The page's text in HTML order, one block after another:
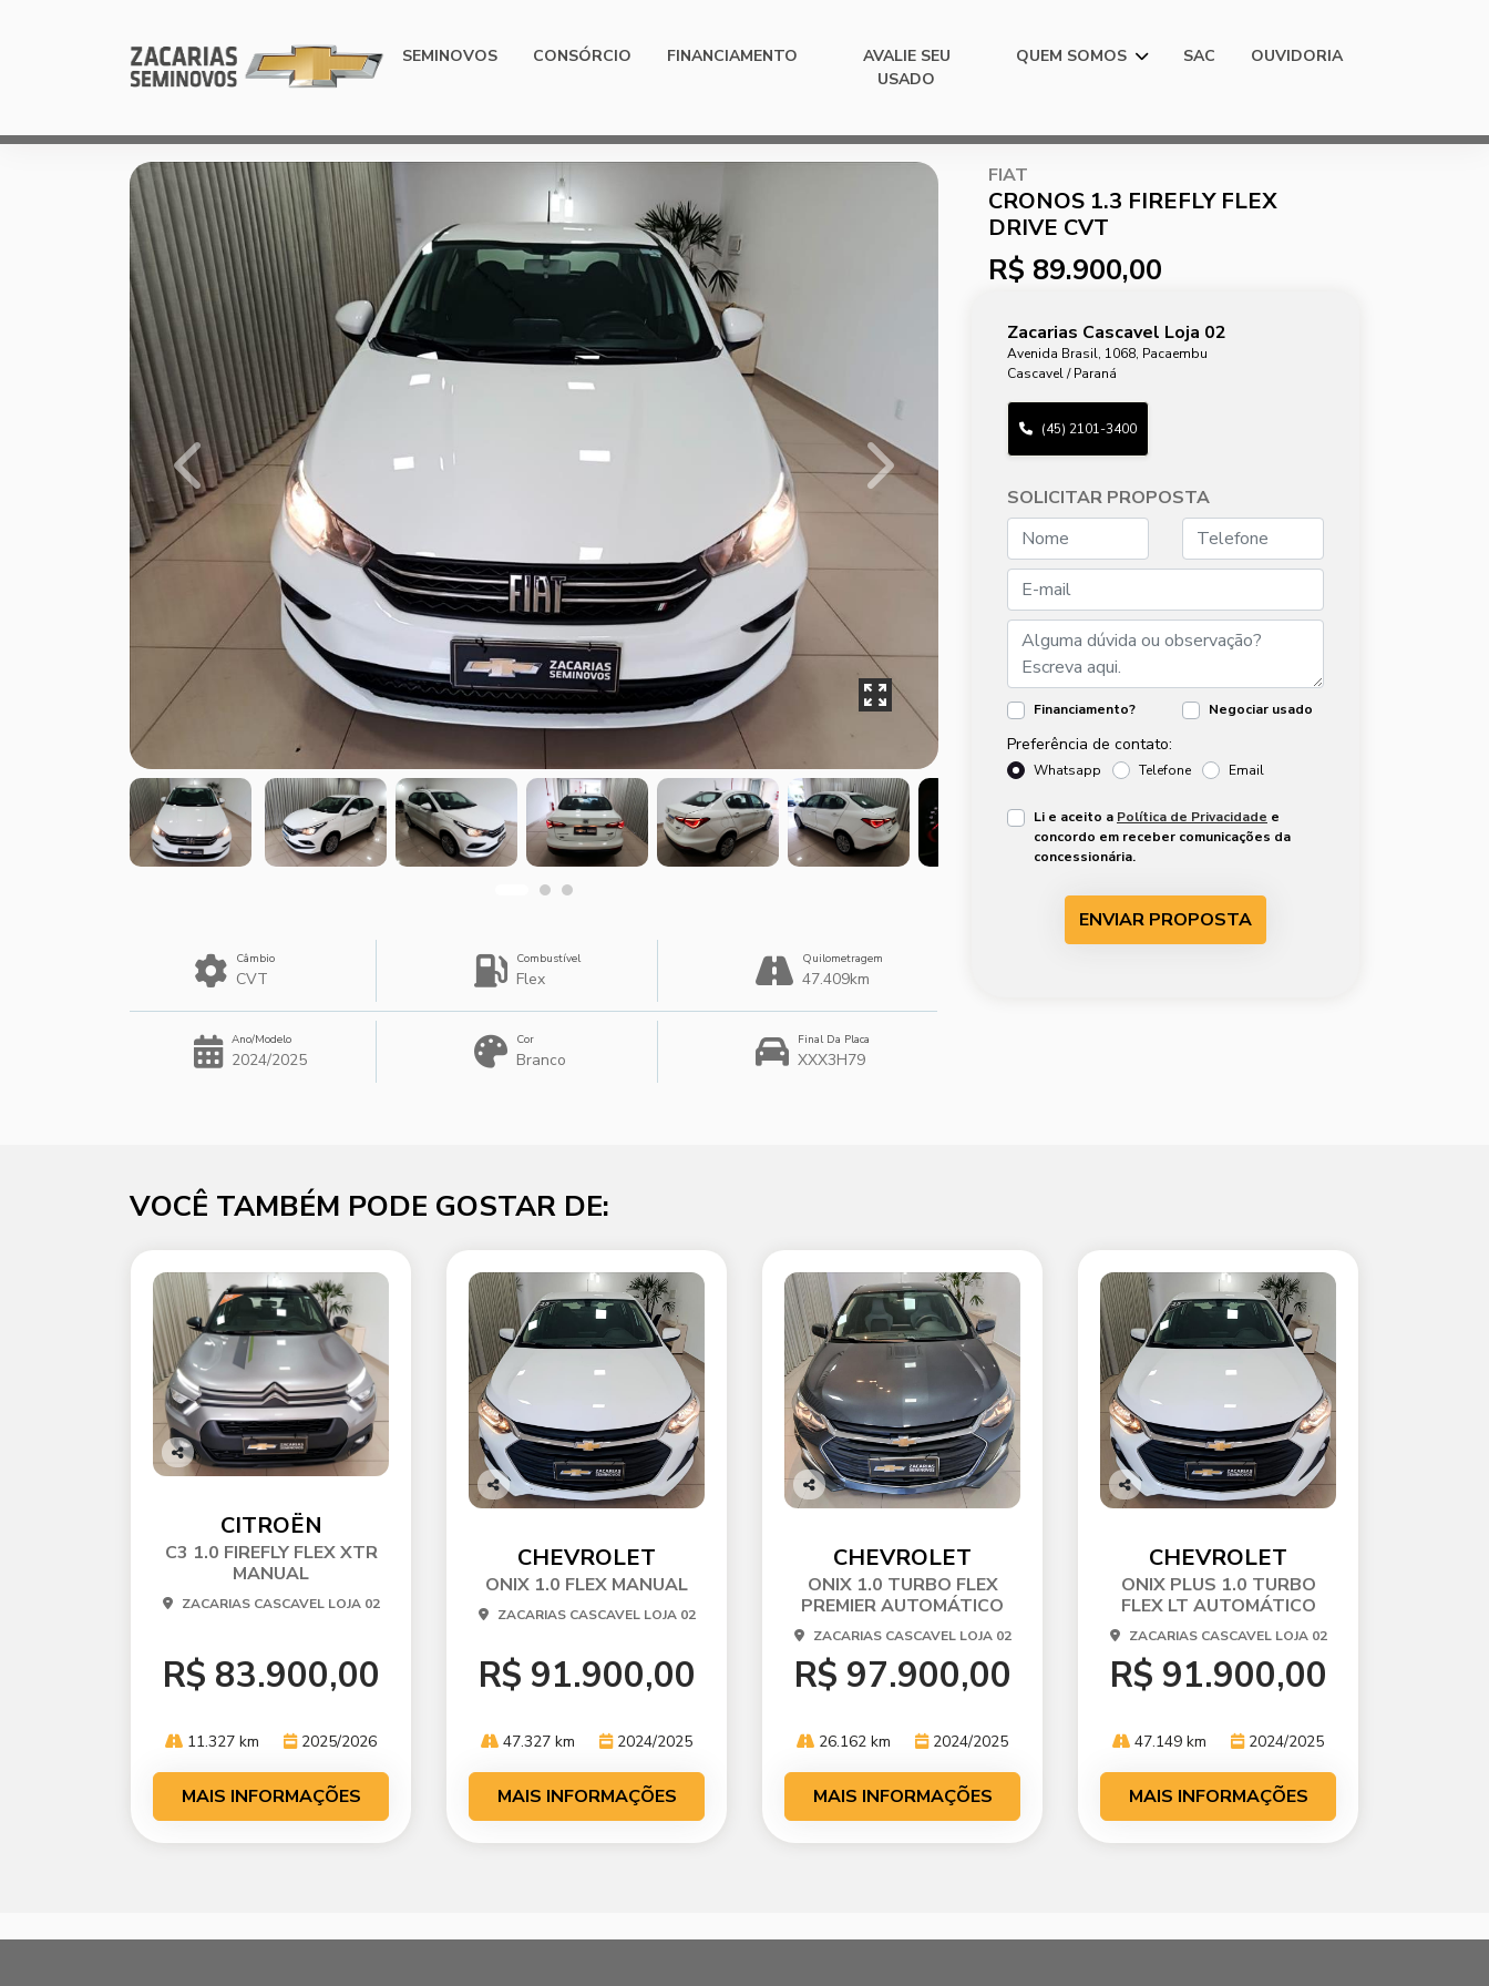
SEMINOVOS CONSÓRCIO FINANCIAMENTO
AVALIE SEU
USADO
QUEM SOMOS SAC OUVIDORIA
FIAT
CRONOS 1.3 FIREFLY FLEX
DRIVE CVT
R$ 89.900,00
Zacarias Cascavel Loja 02
Avenida Brasil, 1068, Pacaembu
Cascavel / Paraná
(45) 2101-3400
SOLICITAR PROPOSTA
Financiamento? Negociar usado
Preferência de contato:
Whatsapp Telefone Email
Li e aceito a Política de Privacidade e
concordo em receber comunicações da
concessionária.
ENVIAR PROPOSTA
Previous Next
Câmbio
CVT
Combustível
Flex
Quilometragem
47.409km
Ano/Modelo
2024/2025
Cor
Branco
Final Da Placa
XXX3H79
VOCÊ TAMBÉM PODE GOSTAR DE:
Co
CITROËN
C3 1.0 FIREFLY FLEX XTR
MANUAL
ZACARIAS CASCAVEL LOJA 02
R$ 83.900,00
11.327 km 2025/2026
MAIS INFORMAÇÕES
Co
CHEVROLET
ONIX 1.0 FLEX MANUAL
ZACARIAS CASCAVEL LOJA 02
R$ 91.900,00
47.327 km 2024/2025
MAIS INFORMAÇÕES
Co
CHEVROLET
ONIX 1.0 TURBO FLEX
PREMIER AUTOMÁTICO
ZACARIAS CASCAVEL LOJA 02
R$ 97.900,00
26.162 km 2024/2025
MAIS INFORMAÇÕES
Co
CHEVROLET
ONIX PLUS 1.0 TURBO
FLEX LT AUTOMÁTICO
ZACARIAS CASCAVEL LOJA 02
R$ 91.900,00
47.149 km 2024/2025
MAIS INFORMAÇÕES